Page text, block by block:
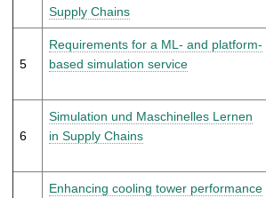
Supply Chains
5
Requirements for a ML- and platform-
based simulation service
6
Simulation und Maschinelles Lernen
in Supply Chains
Enhancing cooling tower performance